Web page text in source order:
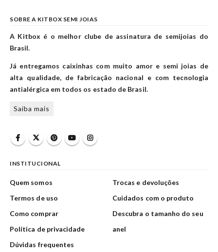
SOBRE A KITBOX SEMI JOIAS
A Kitbox é o melhor clube de assinatura de semijoias do
Brasil.
Já entregamos caixinhas com muito amor e semi joias de
alta qualidade, de fabricação nacional e com tecnologia
antialérgica em todos os estado de Brasil.
Saiba mais
INSTITUCIONAL
Quem somos
Termos de uso
Como comprar
Política de privacidade
Dúvidas frequentes
Trocas e devoluções
Cuidados com o produto
Descubra o tamanho do seu
anel